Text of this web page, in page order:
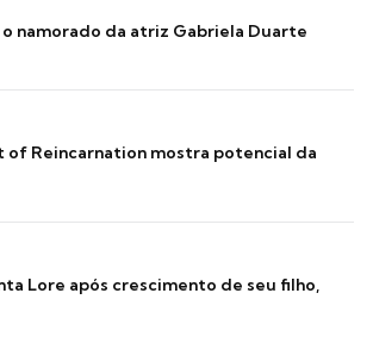
o namorado da atriz Gabriela Duarte
of Reincarnation mostra potencial da
Lore após crescimento de seu filho,